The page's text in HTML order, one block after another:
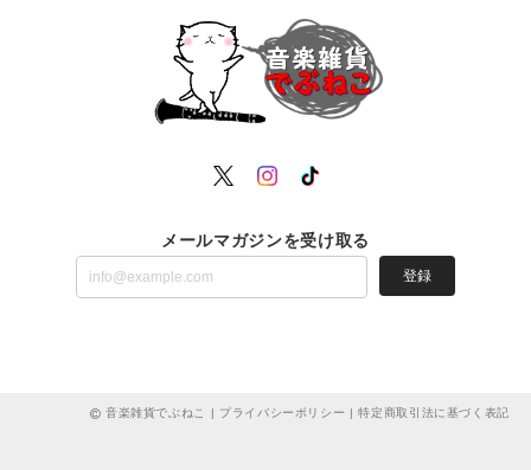
メールマガジンを受け取る
登録
音楽雑貨でぶねこ | プライバシーポリシー |特定商取引法に基づく表記